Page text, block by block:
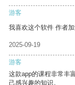
游客
我喜欢这个软件 作者
2025-09-19
游客
这款app的课程非常丰
己感兴趣的知识。